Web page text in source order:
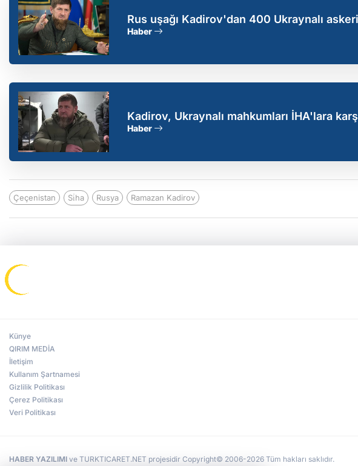
Rus uşağı Kadirov'dan 400 Ukraynalı
Haber
Kadirov, Ukraynalı mahkumları İHA'lara
kullanmakla tehdit etti
Haber
Çeçenistan Si̇ha Rusya Ramazan Kadirov
Künye
QIRIM MEDİA
İletişim
Kullanım Şartnamesi
Gizlilik Politikası
Çerez Politikası
Veri Politikası
HABER YAZILIMI ve TURKTICARET.NET projesidir Copyright© 2006-2026 Tüm hakları saklıdır.